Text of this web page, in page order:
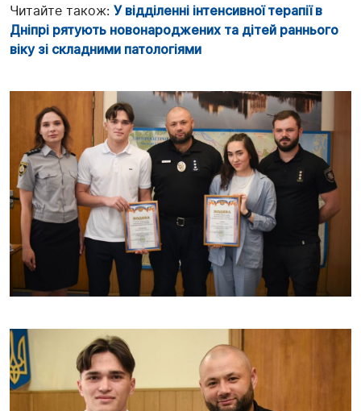
Читайте також: У відділенні інтенсивної терапії в
Дніпрі рятують новонароджених та дітей раннього
віку зі складними патологіями